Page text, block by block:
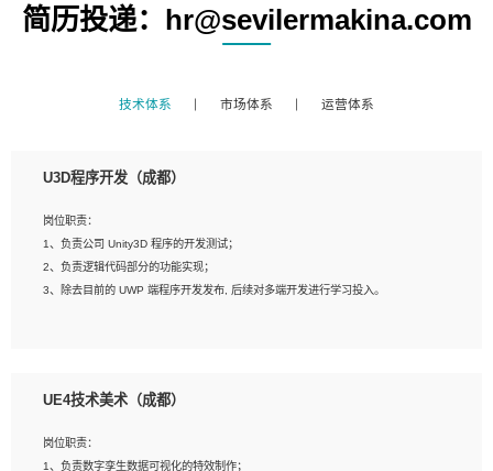
简历投递：hr@sevilermakina.com
技术体系 市场体系 运营体系
U3D程序开发（成都）
岗位职责：
1、负责公司 Unity3D 程序的开发测试；
2、负责逻辑代码部分的功能实现；
3、除去目前的 UWP 端程序开发发布, 后续对多端开发进行学习投入。
2、熟练掌握 Unity3D 程序开发，精通 C# 语言开发；
4、有良好的沟通能力和团队合作意识；
UE4技术美术（成都）
岗位职责：
1、负责数字孪生数据可视化的特效制作；